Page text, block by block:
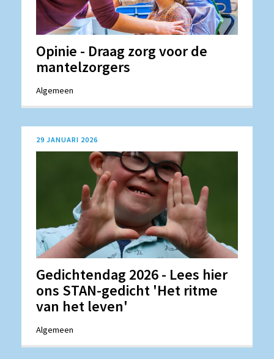
Opinie - Draag zorg voor de
mantelzorgers
Algemeen
29 JANUARI 2026
Gedichtendag 2026 - Lees hier
ons STAN-gedicht 'Het ritme
van het leven'
Algemeen